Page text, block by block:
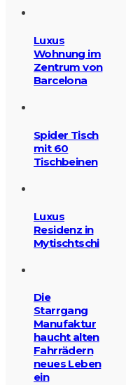
Luxus
Wohnung im
Zentrum von
Barcelona
Spider Tisch
mit 60
Tischbeinen
Luxus
Residenz in
Mytischtschi
Die
Starrgang
Manufaktur
haucht alten
Fahrrädern
neues Leben
ein